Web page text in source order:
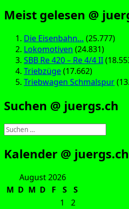
Meist gelesen @
Die Eisenbahn… (25.777)
Lokomotiven (24.831)
SBB Re 420 – Re 4/4 II
Triebzüge(17.662)
Triebwagen Schmalspur
Suchen @ juergs.ch
Suchen
nach:
Kalender @ juergs.ch
August 2026
M D M D F S
S
1
2